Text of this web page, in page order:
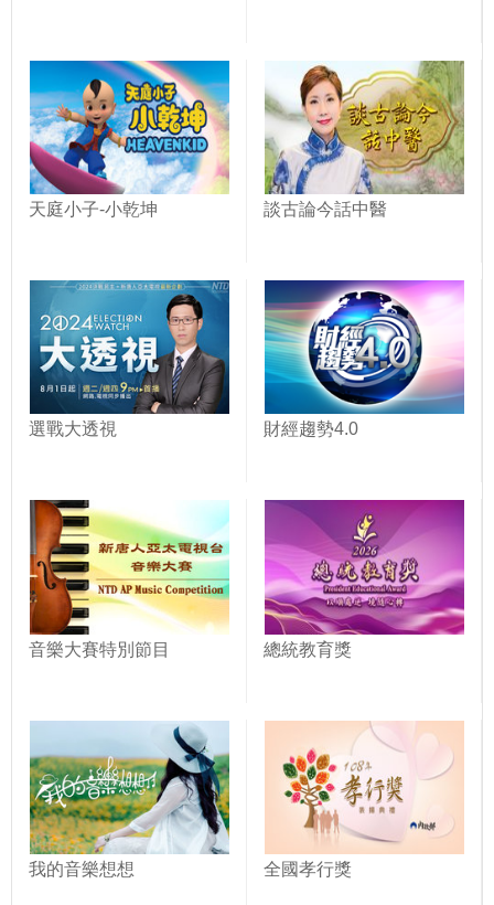
天庭小子-小乾坤 談古論今話中醫
選戰大透視 財經趨勢4.0
音樂大賽特別節目 總統教育獎
我的音樂想想 全國孝行獎